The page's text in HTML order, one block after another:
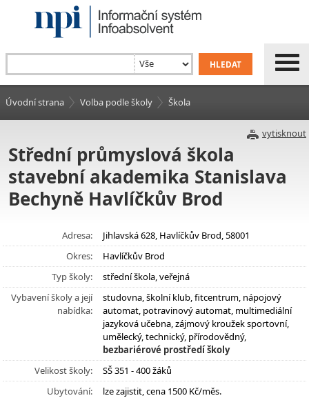
Úvodní strana Volba podle školy Škola
vytisknout
Střední průmyslová škola
stavební akademika Stanislava
Bechyně Havlíčkův Brod
Adresa:
Jihlavská 628, Havlíčkův Brod, 58001
Okres:
Havlíčkův Brod
Typ školy:
střední škola, veřejná
Vybavení školy a její
nabídka:
studovna, školní klub, fitcentrum, nápojový
automat, potravinový automat, multimediální
jazyková učebna, zájmový kroužek sportovní,
umělecký, technický, přírodovědný,
bezbariérové prostředí školy
Velikost školy:
SŠ 351 - 400 žáků
Ubytování:
lze zajistit, cena 1500 Kč/měs.